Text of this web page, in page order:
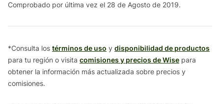
Comprobado por última vez el 28 de Agosto de 2019.
*Consulta los términos de uso y disponibilidad de productos
para tu región o visita comisiones y precios de Wise para
obtener la información más actualizada sobre precios y
comisiones.